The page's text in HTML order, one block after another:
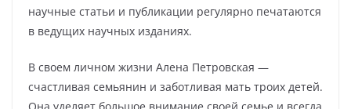
научные статьи и публикации регулярно печатаются
в ведущих научных изданиях.
В своем личном жизни Алена Петровская —
счастливая семьянин и заботливая мать троих детей.